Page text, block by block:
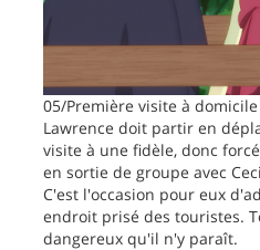
05/Première visite à domicile
Lawrence doit partir en
visite à une fidèle, donc
en sortie de groupe avec
C'est l'occasion pour eux
endroit prisé des touristes.
dangereux qu'il n'y paraît.